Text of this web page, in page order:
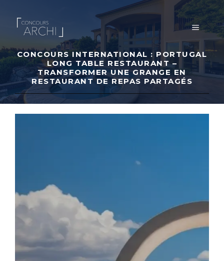
contenu
MENU
CONCOURS INTERNATIONAL : PORTUGAL
LONG TABLE RESTAURANT –
TRANSFORMER UNE GRANGE EN
RESTAURANT DE REPAS PARTAGÉS